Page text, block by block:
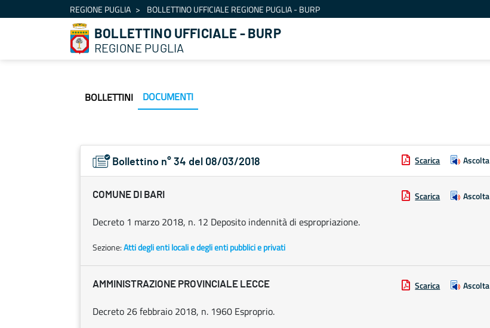
Salta al contenutoREGIONE PUGLIA BOLLETTINO UFFICIALE REGIONE PUGLIA - BURP
BOLLETTINO UFFICIALE - BURP
REGIONE PUGLIA
BOLLETTINI DOCUMENTI
Bollettino n° 34 del 08/03/2018 Scarica Ascolta
COMUNE DI BARI Scarica Ascolta
Decreto 1 marzo 2018, n. 12 Deposito indennità di espropriazione.
Sezione:Atti degli enti locali e degli enti pubblici e privati
AMMINISTRAZIONE PROVINCIALE LECCE Scarica Ascolta
Decreto 26 febbraio 2018, n. 1960 Esproprio.